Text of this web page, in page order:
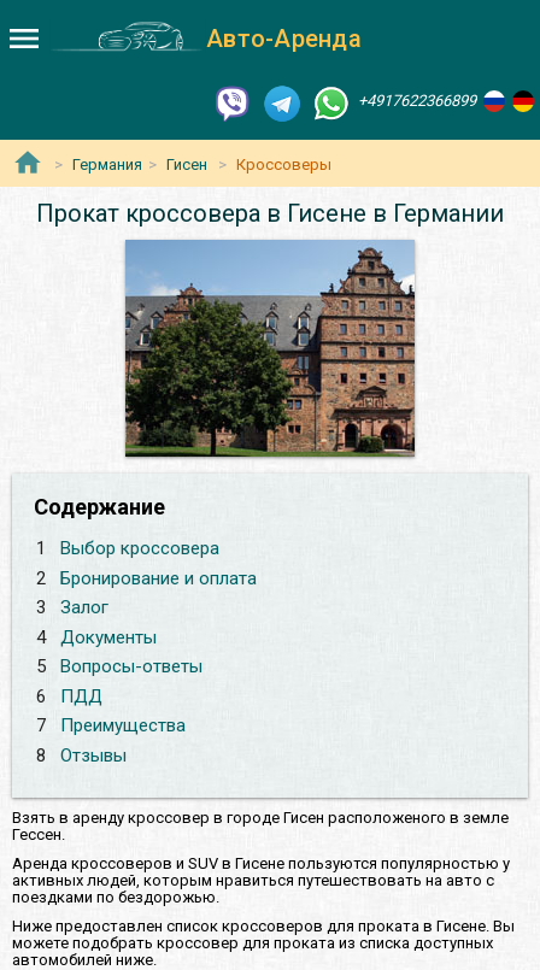
Авто-Аренда
+4917622366899
Германия Гисен Кроссоверы
Прокат кроссовера в Гисене в Германии
Содержание
1
Выбор кроссовера
2
Бронирование и оплата
3
Залог
4
Документы
5
Вопросы-ответы
6
ПДД
7
Преимущества
8
Отзывы
Взять в аренду кроссовер в городе Гисен расположеного в земле
Гессен.
Аренда кроссоверов и SUV в Гисене пользуются популярностью у
активных людей, которым нравиться путешествовать на авто с
поездками по бездорожью.
Ниже предоставлен список кроссоверов для проката в Гисене. Вы
можете подобрать кроссовер для проката из списка доступных
автомобилей ниже.